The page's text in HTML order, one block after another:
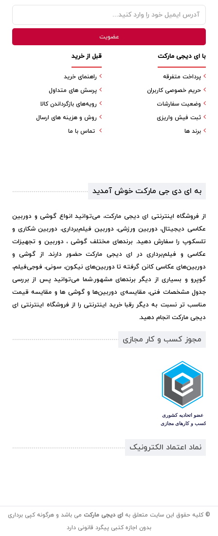
قبل از خرید
راهنمای خرید
پرسش های متداول
رویه‌های بازگرداندن کالا
روش و هزینه های ارسال
تماس با ما
با ای دیجی مارکت
پرداخت متفرقه
حریم خصوصی کاربران
وضعیت سفارشات
ثبت فیش واریزی
برند ها
به ای دی جی مارکت خوش آمدید
از فروشگاه اینترنتی ای دیجی مارکت، می‌توانید انواع گوشی و دوربین
عکاسی دیجیتال، دوربین ورزشی، دوربین فیلم‌برداری، دوربین شکاری و
تلسکوپ را سفارش دهید. برندهای مختلف گوشی ، دوربین و تجهیزات
عکاسی و فیلم‌برداری در ای دیجی مارکت حضور دارند. از گوشی و
دوربین‌های عکاسی کانن گرفته تا دوربین‌های نیکون، سونی، فوجی‌فیلم،
گوپرو و بسیاری از دیگر برندهای مشهور.شما می‌توانید پس از بررسی
جدول مشخصات فنی، مقایسه‌ی دوربین‌ها و گوشی ها و مقایسه قیمت
مناسب تر نسبت به دیگر رقبا خرید اینترنتی را از فروشگاه اینترنتی ای
دیجی مارکت انجام دهید.
مجوز کسب و کار مجازی
نماد اعتماد الکترونیک
© کلیه حقوق این سایت متعلق به ای دیجی مارکت می باشد و هرگونه کپی برداری
بدون اجازه کتبی پیگرد قانونی دارد